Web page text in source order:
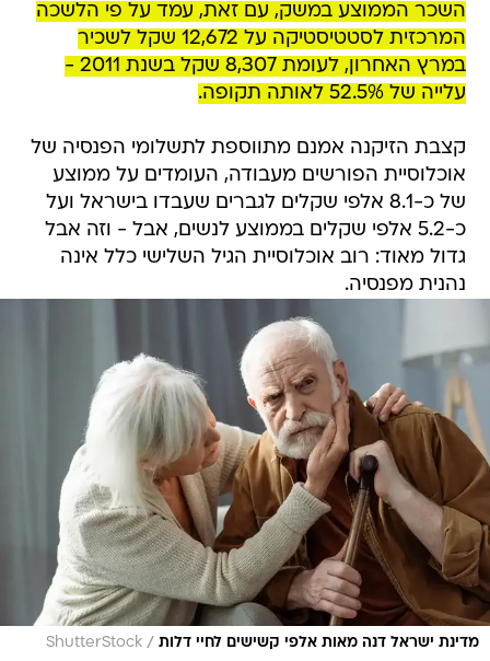
השכר הממוצע במשק, עם זאת, עמד על פי הלשכה
המרכזית לסטטיסטיקה על 12,672 שקל לשכיר
במרץ האחרון, לעומת 8,307 שקל בשנת 2011 -
עלייה של 52.5% לאותה תקופה.
קצבת הזיקנה אמנם מתווספת לתשלומי הפנסיה של
אוכלוסיית הפורשים מעבודה, העומדים על ממוצע
של כ-8.1 אלפי שקלים לגברים שעבדו בישראל ועל
כ-5.2 אלפי שקלים בממוצע לנשים, אבל - וזה אבל
גדול מאוד: רוב אוכלוסיית הגיל השלישי כלל אינה
נהנית מפנסיה.
מדינת ישראל דנה מאות אלפי קשישים לחיי דלות /
ShutterStock